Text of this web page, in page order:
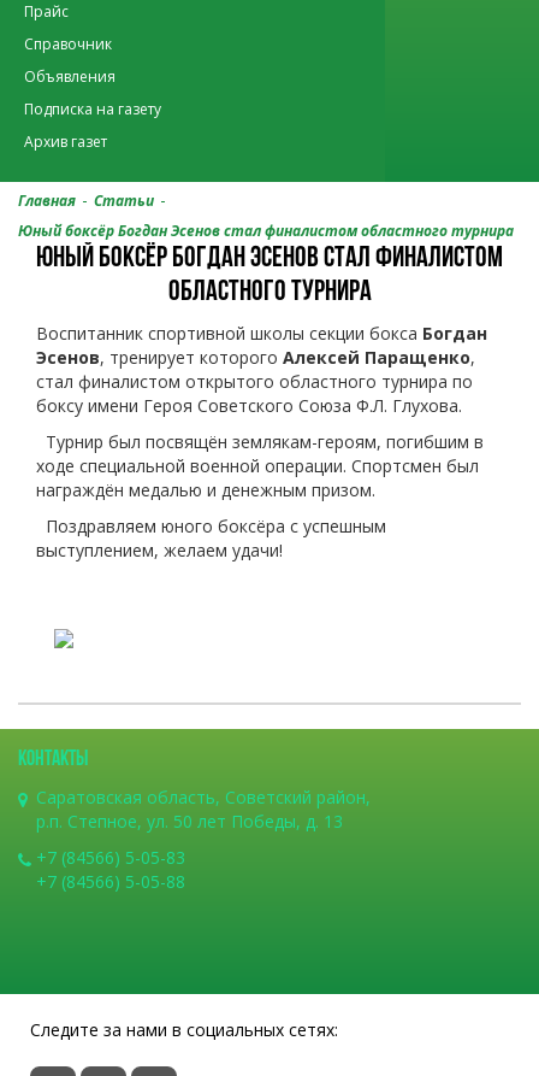
Прайс
Справочник
Объявления
Подписка на газету
Архив газет
Главная - Статьи -
Юный боксёр Богдан Эсенов стал финалистом областного турнира
ЮНЫЙ БОКСЁР БОГДАН ЭСЕНОВ СТАЛ ФИНАЛИСТОМ
ОБЛАСТНОГО ТУРНИРА
Воспитанник спортивной школы секции бокса Богдан
Эсенов, тренирует которого Алексей Паращенко,
стал финалистом открытого областного турнира по
боксу имени Героя Советского Союза Ф.Л. Глухова.
Турнир был посвящён землякам-героям, погибшим в
ходе специальной военной операции. Спортсмен был
награждён медалью и денежным призом.
Поздравляем юного боксёра с успешным
выступлением, желаем удачи!
КОНТАКТЫ
Саратовская область, Советский район,
р.п. Степное, ул. 50 лет Победы, д. 13
+7 (84566) 5-05-83
+7 (84566) 5-05-88
Следите за нами в социальных сетях: